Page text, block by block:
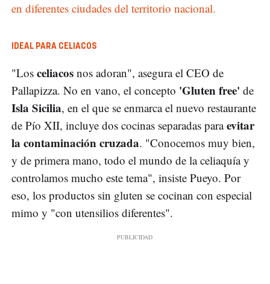
en diferentes ciudades del territorio nacional.
IDEAL PARA CELIACOS
"Los celiacos nos adoran", asegura el CEO de
Pallapizza. No en vano, el concepto 'Gluten free' de
Isla Sicilia, en el que se enmarca el nuevo restaurante
de Pío XII, incluye dos cocinas separadas paraevitar
la contaminación cruzada. "Conocemos muy bien,
y de primera mano, todo el mundo de la celiaquía y
controlamos mucho este tema", insiste Pueyo. Por
eso, los productos sin gluten se cocinan con especial
mimo y "con utensilios diferentes".